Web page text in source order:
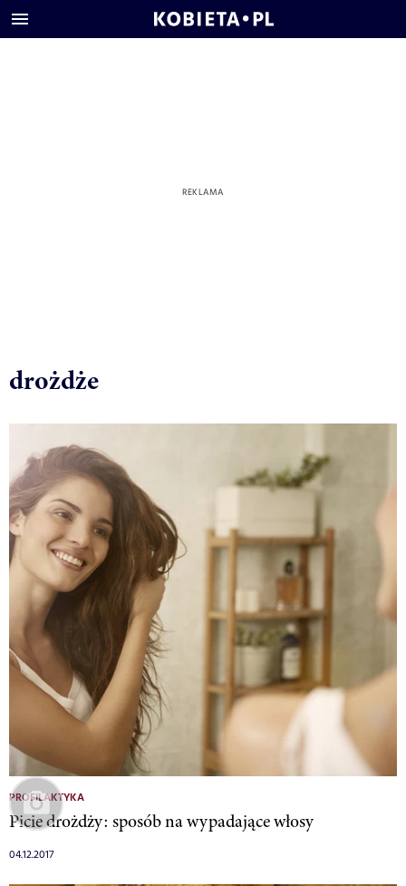
drożdże
PROFILAKTYKA
Picie drożdży: sposób na wypadające włosy
04.12.2017